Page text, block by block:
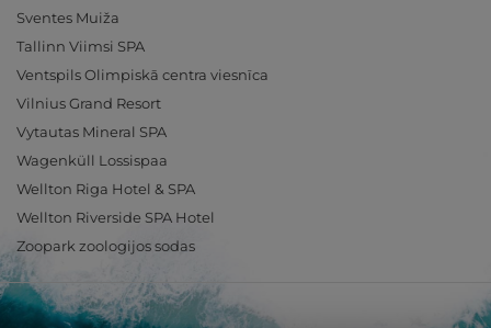
Sventes Muiža
Tallinn Viimsi SPA
Ventspils Olimpiskā centra viesnīca
Vilnius Grand Resort
Vytautas Mineral SPA
Wagenküll Lossispaa
Wellton Riga Hotel & SPA
Wellton Riverside SPA Hotel
Zoopark zoologijos sodas